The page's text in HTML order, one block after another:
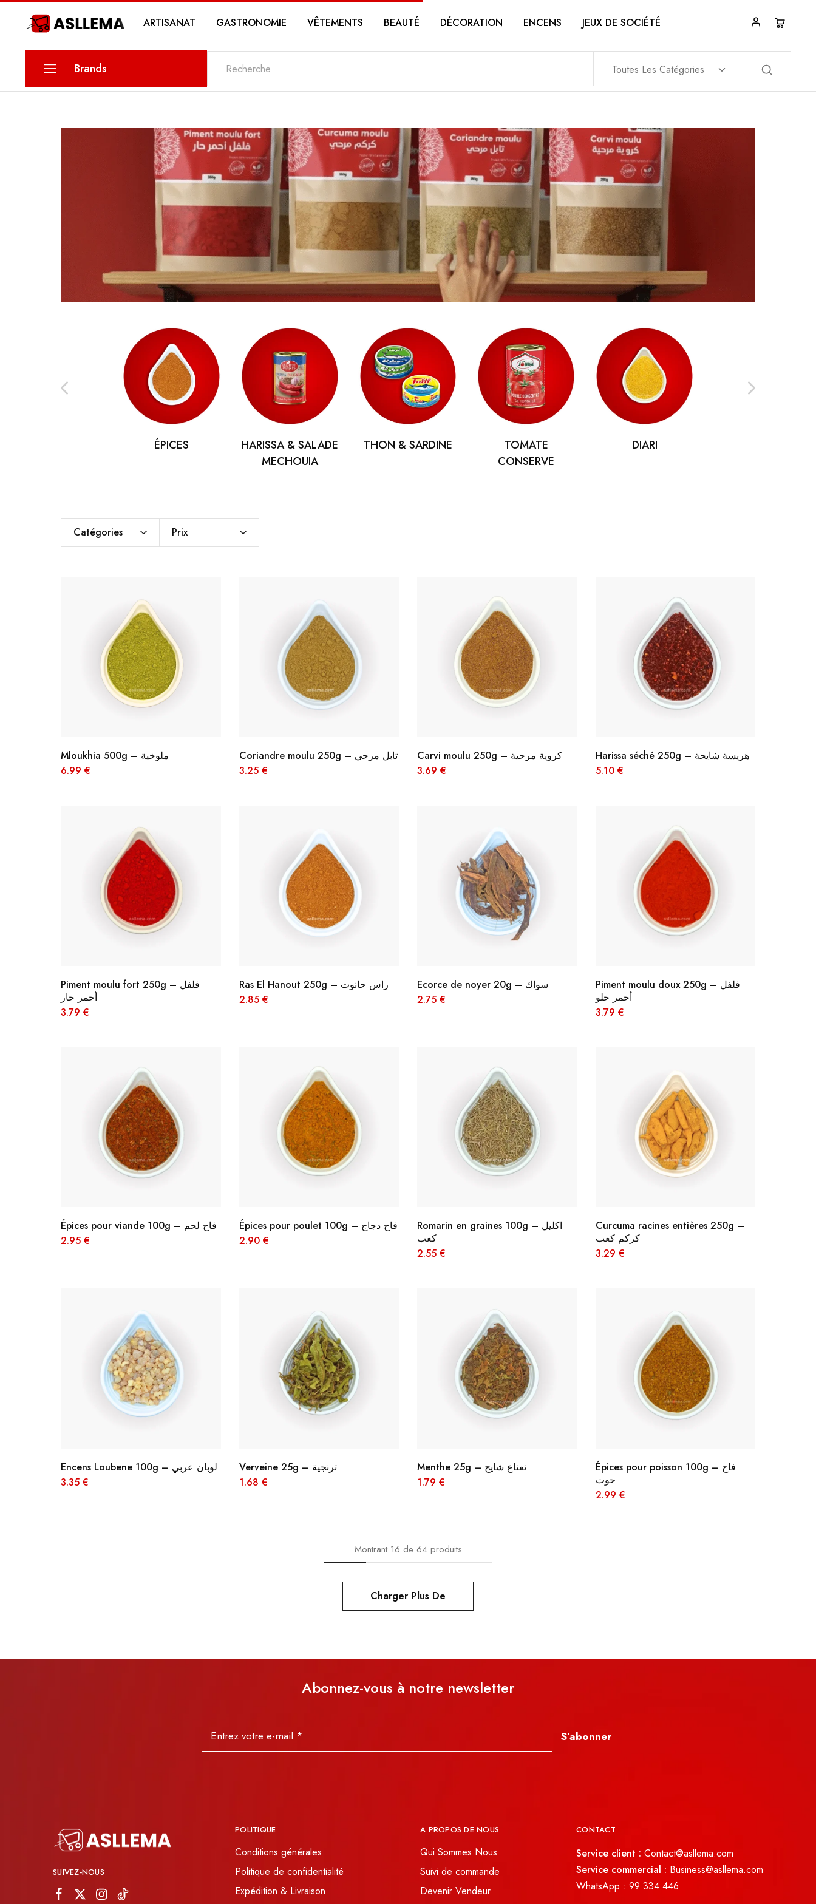
Asllema ARTISANAT GASTRONOMIE VÊTEMENTS BEAUTÉ DÉCORATION ENCENS JEUX DE SOCIÉTÉ
Brands
PETIT SAVOIR
ROOTS
JOURNEYS
Toutes Les Catégories
ÉPICES
HARISSA & SALADE
MECHOUIA
THON & SARDINE
TOMATE
CONSERVE
DIARI
Catégories Prix
Mloukhia 500g – ملوخية
6.99 €
Coriandre moulu 250g – تابل مرحي
3.25 €
Carvi moulu 250g – كروية مرحية
3.69 €
Harissa séché 250g – هريسة شايحة
5.10 €
Piment moulu fort 250g – فلفل
أحمر حار
3.79 €
Ras El Hanout 250g – راس حانوت
2.85 €
Ecorce de noyer 20g – سواك
2.75 €
Piment moulu doux 250g – فلفل
أحمر حلو
3.79 €
Épices pour viande 100g – فاح لحم
2.95 €
Épices pour poulet 100g – فاح دجاج
2.90 €
Romarin en graines 100g – اكليل
كعب
2.55 €
Curcuma racines entières 250g –
كركم كعب
3.29 €
Encens Loubene 100g – لوبان عربي
3.35 €
Verveine 25g – ترنجية
1.68 €
Menthe 25g – نعناع شايح
1.79 €
Épices pour poisson 100g – فاح
حوت
2.99 €
Montrant16 de 64 produits
Charger Plus De
Abonnez-vous à notre newsletter
S’abonner
SUIVEZ-NOUS
POLITIQUE
Conditions générales
Politique de confidentialité
Expédition & Livraison
A PROPOS DE NOUS
Qui Sommes Nous
Suivi de commande
Devenir Vendeur
CONTACT :
Service client : Contact@asllema.com
Service commercial : Business@asllema.com
WhatsApp : 99 334 446